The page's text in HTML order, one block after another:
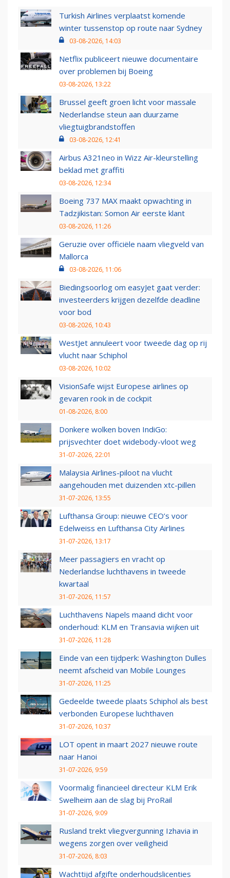
Turkish Airlines verplaatst komende
winter tussenstop op route naar Sydney
03-08-2026, 14:03
Netflix publiceert nieuwe documentaire
over problemen bij Boeing
03-08-2026, 13:22
Brussel geeft groen licht voor massale
Nederlandse steun aan duurzame
vliegtuigbrandstoffen
03-08-2026, 12:41
Airbus A321neo in Wizz Air-kleurstelling
beklad met graffiti
03-08-2026, 12:34
Boeing 737 MAX maakt opwachting in
Tadzjikistan: Somon Air eerste klant
03-08-2026, 11:26
Geruzie over officiële naam vliegveld van
Mallorca
03-08-2026, 11:06
Biedingsoorlog om easyJet gaat verder:
investeerders krijgen dezelfde deadline
voor bod
03-08-2026, 10:43
WestJet annuleert voor tweede dag op rij
vlucht naar Schiphol
03-08-2026, 10:02
VisionSafe wijst Europese airlines op
gevaren rook in de cockpit
01-08-2026, 8:00
Donkere wolken boven IndiGo:
prijsvechter doet widebody-vloot weg
31-07-2026, 22:01
Malaysia Airlines-piloot na vlucht
aangehouden met duizenden xtc-pillen
31-07-2026, 13:55
Lufthansa Group: nieuwe CEO’s voor
Edelweiss en Lufthansa City Airlines
31-07-2026, 13:17
Meer passagiers en vracht op
Nederlandse luchthavens in tweede
kwartaal
31-07-2026, 11:57
Luchthavens Napels maand dicht voor
onderhoud: KLM en Transavia wijken uit
31-07-2026, 11:28
Einde van een tijdperk: Washington Dulles
neemt afscheid van Mobile Lounges
31-07-2026, 11:25
Gedeelde tweede plaats Schiphol als best
verbonden Europese luchthaven
31-07-2026, 10:37
LOT opent in maart 2027 nieuwe route
naar Hanoi
31-07-2026, 9:59
Voormalig financieel directeur KLM Erik
Swelheim aan de slag bij ProRail
31-07-2026, 9:09
Rusland trekt vliegvergunning Izhavia in
wegens zorgen over veiligheid
31-07-2026, 8:03
Wachttijd afgifte onderhoudslicenties